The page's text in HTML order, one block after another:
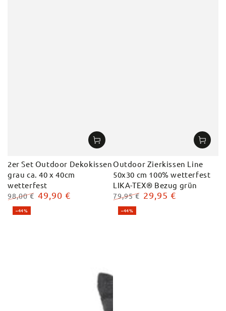
2er Set Outdoor Dekokissen
grau ca. 40 x 40cm
wetterfest
Regulärer
Preis
98,00 € 49,90 €
Outdoor Zierkissen Line
50x30 cm 100% wetterfest
LIKA-TEX® Bezug grün
Regulärer
Preis
79,95 € 29,95 €
–44% –44%